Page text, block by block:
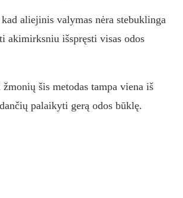
aliejinis valymas nėra stebuklinga
akimirksniu išspręsti visas odos
šis metodas tampa viena iš
palaikyti gerą odos būklę.